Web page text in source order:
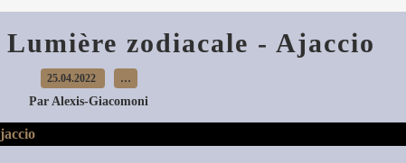
Lumière zodiacale - Ajaccio
25.04.2022 …
Par Alexis-Giacomoni